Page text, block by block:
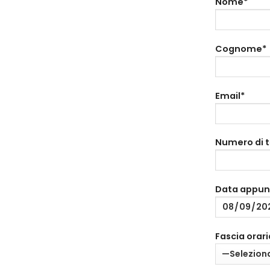
Cognome*
Email*
Numero di
Data
Fascia